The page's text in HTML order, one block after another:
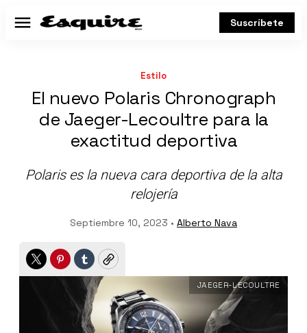
Menú Suscríbete
Estilo
El nuevo Polaris Chronograph
de Jaeger-Lecoultre para la
exactitud deportiva
Polaris es la nueva cara deportiva de la alta
relojería
Septiembre 10, 2023 • Alberto Nava
TwitterPinterest
TumblrCopy
JAEGER-LECOULTRE